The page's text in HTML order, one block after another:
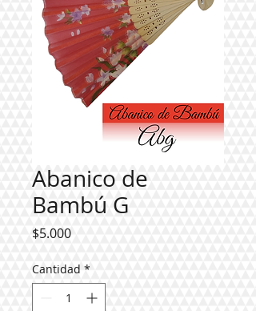
Abanico de
Bambú G
$5.000Precio
Cantidad *